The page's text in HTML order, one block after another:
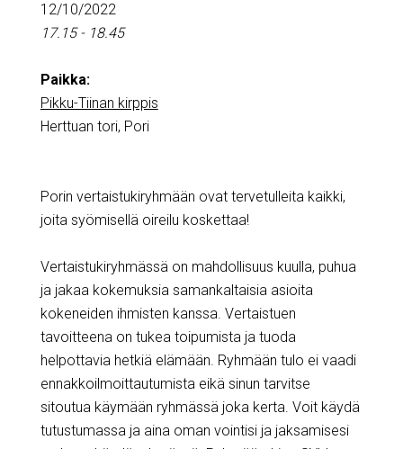
12/10/2022
17.15 - 18.45
Paikka:
Pikku-Tiinan kirppis
Herttuan tori, Pori
Porin vertaistukiryhmään ovat tervetulleita kaikki,
joita syömisellä oireilu koskettaa!
Vertaistukiryhmässä on mahdollisuus kuulla, puhua
ja jakaa kokemuksia samankaltaisia asioita
kokeneiden ihmisten kanssa. Vertaistuen
tavoitteena on tukea toipumista ja tuoda
helpottavia hetkiä elämään. Ryhmään tulo ei vaadi
ennakkoilmoittautumista eikä sinun tarvitse
sitoutua käymään ryhmässä joka kerta. Voit käydä
tutustumassa ja aina oman vointisi ja jaksamisesi